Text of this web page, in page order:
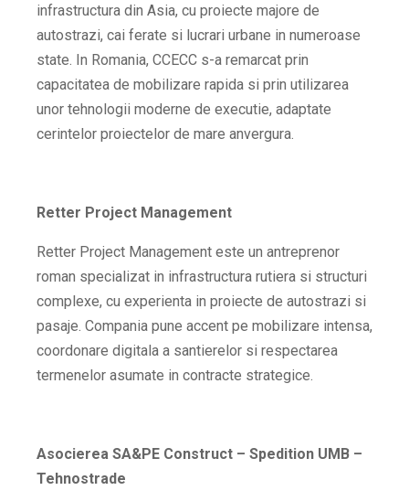
infrastructura din Asia, cu proiecte majore de
autostrazi, cai ferate si lucrari urbane in numeroase
state. In Romania, CCECC s-a remarcat prin
capacitatea de mobilizare rapida si prin utilizarea
unor tehnologii moderne de executie, adaptate
cerintelor proiectelor de mare anvergura.
Retter Project Management
Retter Project Management este un antreprenor
roman specializat in infrastructura rutiera si structuri
complexe, cu experienta in proiecte de autostrazi si
pasaje. Compania pune accent pe mobilizare intensa,
coordonare digitala a santierelor si respectarea
termenelor asumate in contracte strategice.
Asocierea SA&PE Construct – Spedition UMB –
Tehnostrade